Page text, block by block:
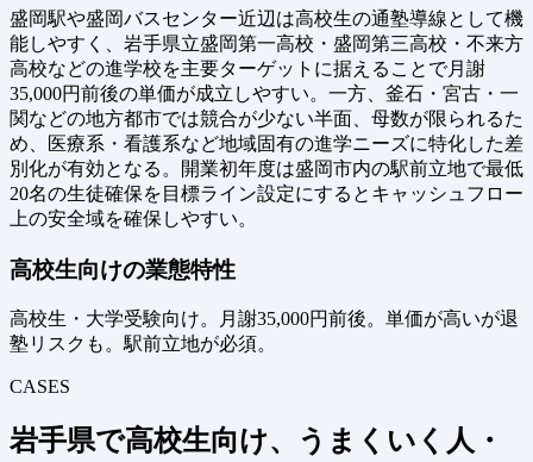
盛岡駅や盛岡バスセンター近辺は高校生の通塾導線として機
能しやすく、岩手県立盛岡第一高校・盛岡第三高校・不来方
高校などの進学校を主要ターゲットに据えることで月謝
35,000円前後の単価が成立しやすい。一方、釜石・宮古・一
関などの地方都市では競合が少ない半面、母数が限られるた
め、医療系・看護系など地域固有の進学ニーズに特化した差
別化が有効となる。開業初年度は盛岡市内の駅前立地で最低
20名の生徒確保を目標ライン設定にするとキャッシュフロー
上の安全域を確保しやすい。
高校生向けの業態特性
高校生・大学受験向け。月謝35,000円前後。単価が高いが退
塾リスクも。駅前立地が必須。
CASES
岩手県で高校生向け、うまくいく人・